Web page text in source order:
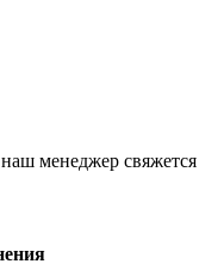
менеджер свяжется